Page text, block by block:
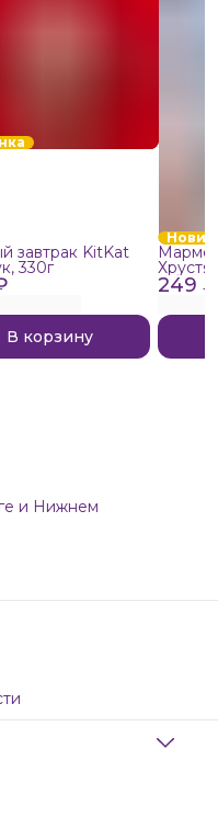
завтрак KitKat
330г
В корзину
249 ₽
и Нижнем